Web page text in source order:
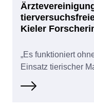
Kieler
„Es funktioniert
Einsatz tierischer